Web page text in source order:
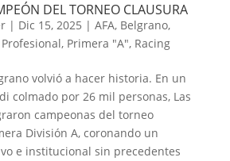
DEL TORNEO CLAUSURA
| Dic 15, 2025 | AFA, Belgrano,
, Primera "A", Racing
volvió a hacer historia. En un
colmado por 26 mil personas, Las
campeonas del torneo
División A, coronando un
e institucional sin precedentes